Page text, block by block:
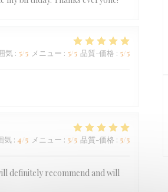
気 : 5/5 メニュー : 5/5 品質-価格 : 5/5
気 : 4/5 メニュー : 5/5 品質-価格 : 5/5
definitely recommend and will